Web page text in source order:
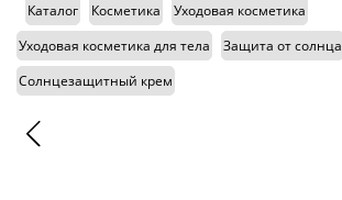
Каталог Косметика
Уходовая косметика
Уходовая косметика для тела
Защита от солнца
Солнцезащитный крем